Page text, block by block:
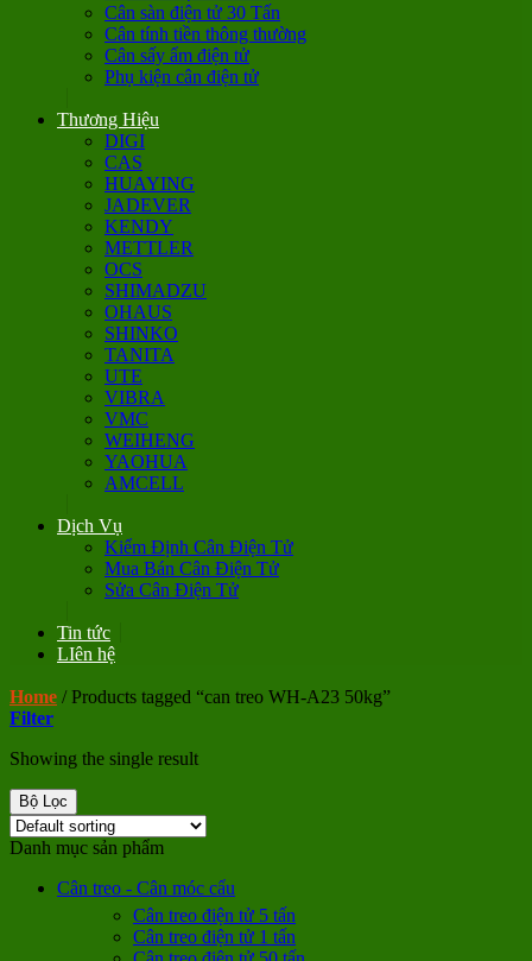
Cân sàn điện tử 30 Tấn
Cân tính tiền thông thường
Cân sấy ẩm điện tử
Phụ kiện cân điện tử
Thương Hiệu
DIGI
CAS
HUAYING
JADEVER
KENDY
METTLER
OCS
SHIMADZU
OHAUS
SHINKO
TANITA
UTE
VIBRA
VMC
WEIHENG
YAOHUA
AMCELL
Dịch Vụ
Kiểm Định Cân Điện Tử
Mua Bán Cân Điện Tử
Sửa Cân Điện Tử
Tin tức
LIên hệ
Home /Products tagged “can treo WH-A23 50kg”
Filter
Showing the single result
Bộ Lọc
Danh mục sản phẩm
Cân treo - Cân móc cẩu
Cân treo điện tử 5 tấn
Cân treo điện tử 1 tấn